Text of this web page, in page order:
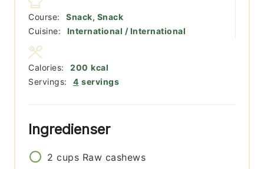
Course:
Snack, Snack
Cuisine:
International / International
Servings: 4 servings
Calories: 200 kcal
Ingredienser
2 cups Raw cashews